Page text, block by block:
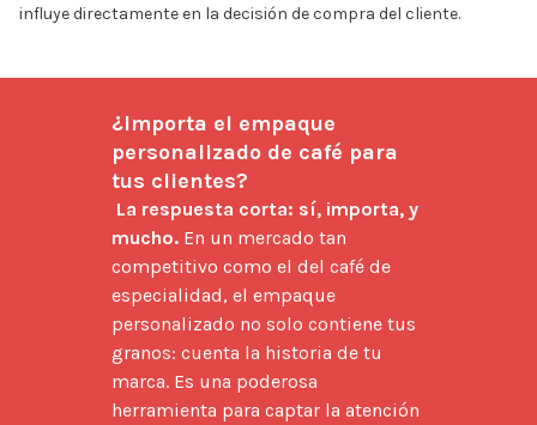
influye directamente en la decisión de compra del cliente.
¿Importa el empaque
personalizado de café para
tus clientes?
La respuesta corta: sí, importa, y
mucho. En un mercado tan
competitivo como el del café de
especialidad, el empaque
personalizado no solo contiene tus
granos: cuenta la historia de tu
marca. Es una poderosa
herramienta para captar la atención